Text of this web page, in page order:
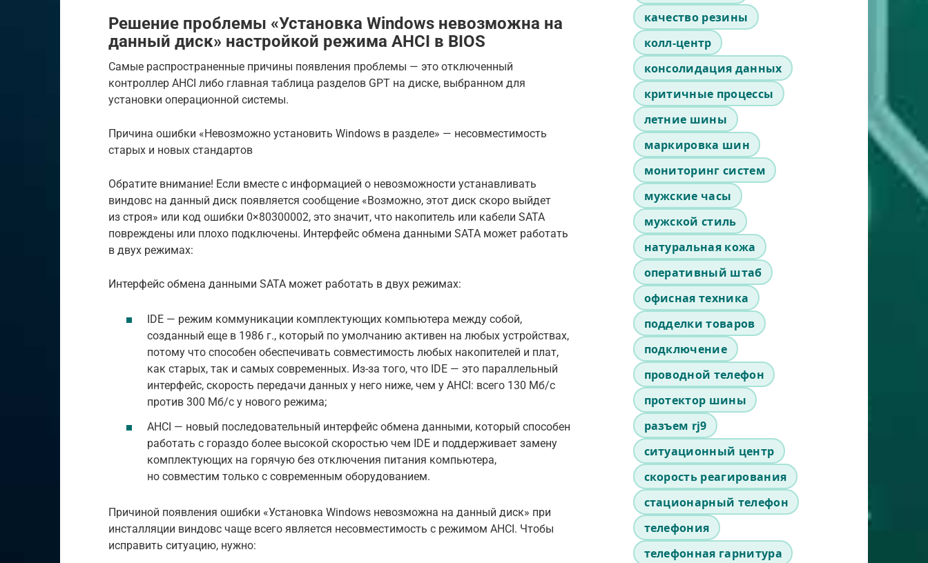
Решение проблемы «Установка Windows невозможна на
данный диск» настройкой режима AHCI в BIOS
Самые распространенные причины появления проблемы — это отключенный
контроллер AHCI либо главная таблица разделов GPT на диске, выбранном для
установки операционной системы.
Причина ошибки «Невозможно установить Windows в разделе» — несовместимость
старых и новых стандартов
Обратите внимание! Если вместе с информацией о невозможности устанавливать
виндовс на данный диск появляется сообщение «Возможно, этот диск скоро выйдет
из строя» или код ошибки 0×80300002, это значит, что накопитель или кабели SATA
повреждены или плохо подключены. Интерфейс обмена данными SATA может работать
в двух режимах:
Интерфейс обмена данными SATA может работать в двух режимах:
IDE — режим коммуникации комплектующих компьютера между собой,
созданный еще в 1986 г., который по умолчанию активен на любых устройствах,
потому что способен обеспечивать совместимость любых накопителей и плат,
как старых, так и самых современных. Из-за того, что IDE — это параллельный
интерфейс, скорость передачи данных у него ниже, чем у AHCI: всего 130 Мб/с
против 300 Мб/с у нового режима;
AHCI — новый последовательный интерфейс обмена данными, который способен
работать с гораздо более высокой скоростью чем IDE и поддерживает замену
комплектующих на горячую без отключения питания компьютера,
но совместим только с современным оборудованием.
Причиной появления ошибки «Установка Windows невозможна на данный диск» при
инсталляции виндовс чаще всего является несовместимость с режимом AHCI. Чтобы
исправить ситуацию, нужно:
качество резины
колл-центр
консолидация данных
критичные процессы
летние шины
маркировка шин
мониторинг систем
мужские часы
мужской стиль
натуральная кожа
оперативный штаб
офисная техника
подделки товаров
подключение
проводной телефон
протектор шины
разъем rj9
ситуационный центр
скорость реагирования
стационарный телефон
телефония
телефонная гарнитура